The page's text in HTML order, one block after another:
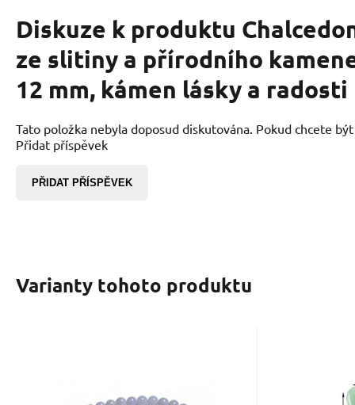
Diskuze k produktu
ze slitiny a přírodního
12 mm, kámen lásky a radosti
Tato položka nebyla doposud diskutována. Pokud chcete
Přidat příspěvek
PŘIDAT PŘÍSPĚVEK
Varianty tohoto produktu
elastický přírodní
Chalcedon pomáhá uvolnit
Sha